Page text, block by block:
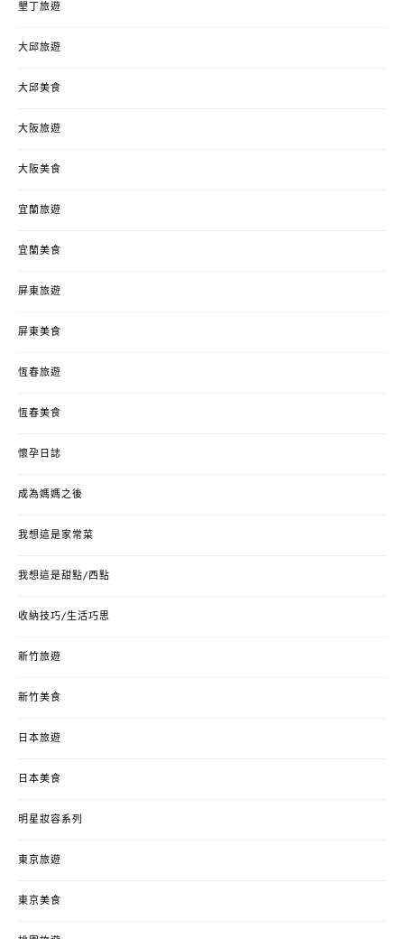
墾丁旅遊
大邱旅遊
大邱美食
大阪旅遊
大阪美食
宜蘭旅遊
宜蘭美食
屏東旅遊
屏東美食
恆春旅遊
恆春美食
懷孕日誌
成為媽媽之後
我想這是家常菜
我想這是甜點/西點
收納技巧/生活巧思
新竹旅遊
新竹美食
日本旅遊
日本美食
明星妝容系列
東京旅遊
東京美食